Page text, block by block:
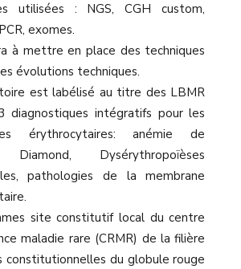
utilisées : NGS, CGH custom,
exomes.
à mettre en place des techniques
évolutions techniques.
est labélisé au titre des LBMR
diagnostiques intégratifs pour les
érythrocytaires: anémie de
Diamond, Dysérythropoïèses
pathologies de la membrane
site constitutif local du centre
maladie rare (CRMR) de la filière
constitutionnelles du globule rouge